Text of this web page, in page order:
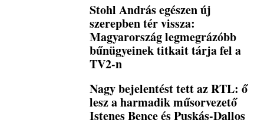
Stohl András egészen új
szerepben tér vissza:
Magyarország legmegrázóbb
bűnügyeinek titkait tárja fel a
TV2-n
Nagy bejelentést tett az RTL: ő
lesz a harmadik műsorvezető
Istenes Bence és Puskás-Dallos